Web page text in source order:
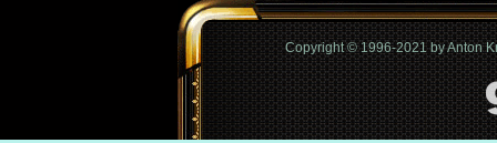
Copyright © 1996-2021 by Anton